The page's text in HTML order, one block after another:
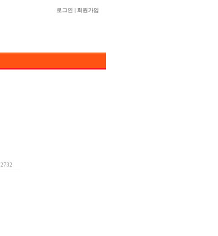
로그인 회원가입
2732